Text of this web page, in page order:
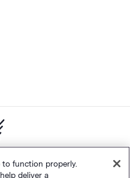
function properly.
deliver a